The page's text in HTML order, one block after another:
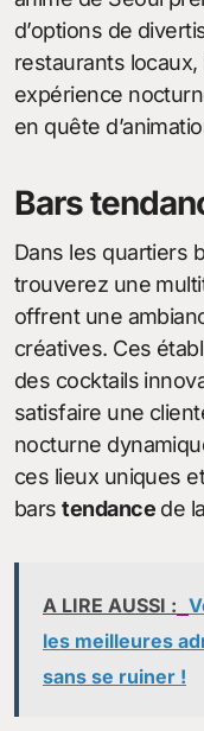
d’options de
restaurants
expérience
en quête
Bars
Dans les quartiers
trouverez une
offrent une
créatives. Ces
des cocktails
satisfaire une
nocturne
ces lieux uniques
barstendance de
A LIRE AUSSI :
les meilleures
sans se ruiner !